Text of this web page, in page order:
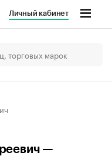
Личный кабинет
—